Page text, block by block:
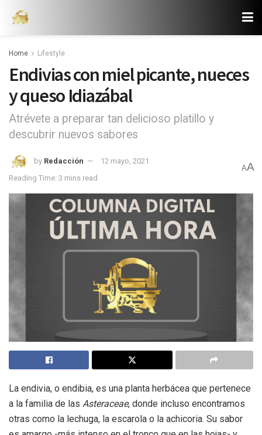
Home Lifestyle
Endivias con miel picante, nueces
y queso Idiazábal
Atrévete a preparar tan delicioso platillo y
descubrir nuevos sabores
by Redacción
12 mayo, 2021
Reading Time: 3 mins read
AA
La endivia, o endibia, es una planta herbácea que pertenece
a la familia de las Asteraceae, donde incluso encontramos
otras como la lechuga, la escarola o la achicoria. Su sabor